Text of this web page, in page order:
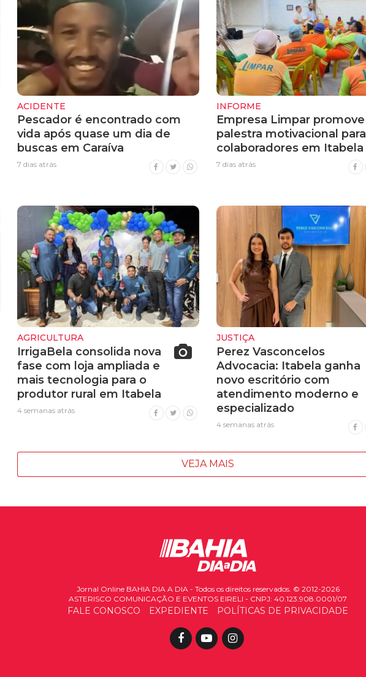
ACIDENTE
Pescador é encontrado com
vida após quase um dia de
buscas em Caraíva
7 dias atrás
INFORME
Empresa Limpar promove
palestra motivacional para
colaboradores em Itabela
7 dias atrás
AGRICULTURA
IrrigaBela consolida nova
fase com loja ampliada e
mais tecnologia para o
produtor rural em Itabela
4 semanas atrás
JUSTIÇA
Perez Vasconcelos
Advocacia: Itabela ganha
novo escritório com
atendimento moderno e
especializado
4 semanas atrás
VEJA MAIS
Jornal Online BAHIA DIA A DIA - Todos os direitos reservados. © 2012-2026
ASTERISCO COMUNICAÇÃO E EVENTOS EIRELI - CNPJ: 40.123.908.0001/07
FALE CONOSCO EXPEDIENTE POLÍTICAS DE PRIVACIDADE